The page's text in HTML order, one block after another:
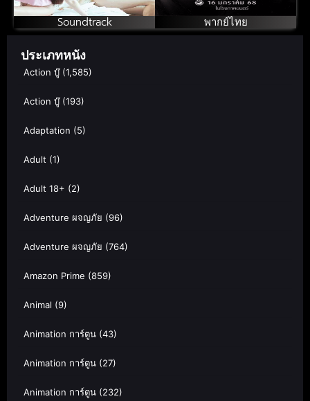
Soundtrack พากย์ไทย
ประเภทหนัง
Action บู๊(1,585)
Action บู๊(193)
Adaptation (5)
Adult (1)
Adult 18+ (2)
Adventure ผจญภัย (96)
Adventure ผจญภัย (764)
Amazon Prime (859)
Animal (9)
Animation การ์ตูน (43)
Animation การ์ตูน (27)
Animation การ์ตูน (232)